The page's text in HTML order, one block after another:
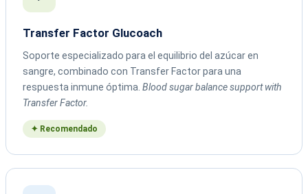
Transfer Factor Glucoach
Soporte especializado para el equilibrio del azúcar en
sangre, combinado con Transfer Factor para una
respuesta inmune óptima. Blood sugar balance support with
Transfer Factor.
✦ Recomendado